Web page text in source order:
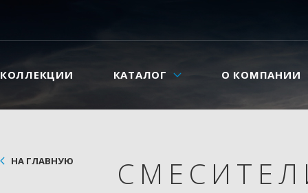
КОЛЛЕКЦИИ КАТАЛОГ О КОМПАНИИ
НА ГЛАВНУЮ